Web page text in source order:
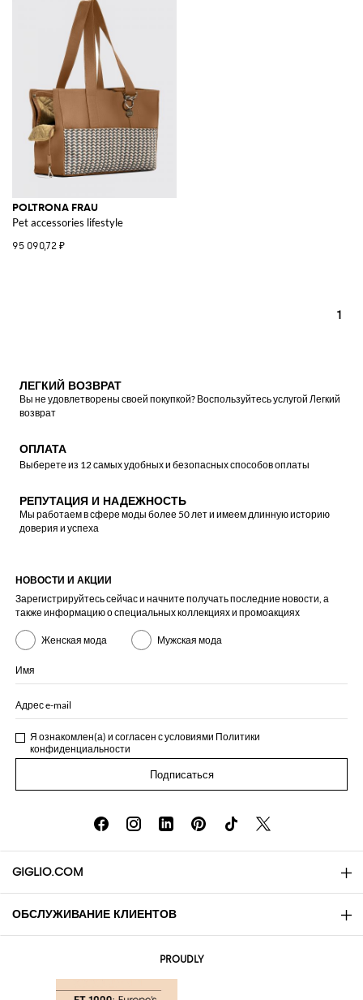
POLTRONA FRAU
Pet accessories lifestyle
95 090,72 ₽
1
ЛЕГКИЙ ВОЗВРАТ
Вы не удовлетворены своей покупкой? Воспользуйтесь услугой Легкий
возврат
ОПЛАТА
Выберете из 12 самых удобных и безопасных способов оплаты
РЕПУТАЦИЯ И НАДЕЖНОСТЬ
Мы работаем в сфере моды более 50 лет и имеем длинную историю
доверия и успеха
НОВОСТИ И АКЦИИ
Зарегистрируйтесь сейчас и начните получать последние новости, а
также информацию о специальных коллекциях и промоакциях
Женская мода Мужская мода
Имя
Адрес e-mail
Я ознакомлен(а) и согласен с условиями Политики
конфиденциальности
Подписаться
GIGLIO.COM
About
ОБСЛУЖИВАНИЕ КЛИЕНТОВ
PROUDLY